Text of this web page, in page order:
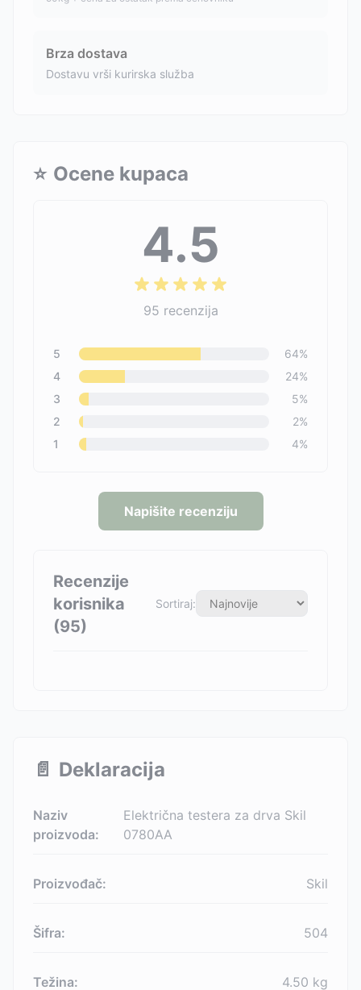
Brza dostava
Dostavu vrši kurirska služba
⭐ Ocene kupaca
4.5
95 recenzija
5 64%
4
24%
3
5%
2
2%
1
4%
Napišite recenziju
Recenzije
korisnika
(95)
Sortiraj:
📄 Deklaracija
Naziv
proizvoda:
Električna testera za drva Skil
0780AA
Proizvođač: Skil
Šifra: 504
Težina: 4.50 kg